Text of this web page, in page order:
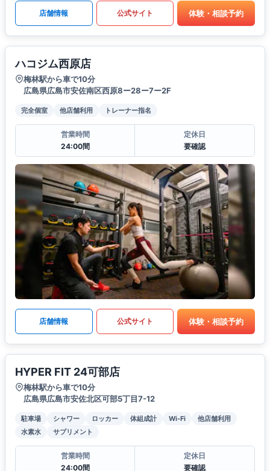
店舗情報 公式サイト 体験・相談予約
ハコジム西原店
梅林駅から車で10分
広島県広島市安佐南区西原8ー28ー7ー2F
完全個室 他店舗利用 トレーナー指名
営業時間
24:00間
定休日
要確認
店舗情報 公式サイト 体験・相談予約
HYPER FIT 24可部店
梅林駅から車で10分
広島県広島市安佐北区可部5丁目7-12
駐車場 シャワー ロッカー 体組成計 Wi-Fi
他店舗利用
水素水
サプリメント
営業時間
24:00間
定休日
要確認